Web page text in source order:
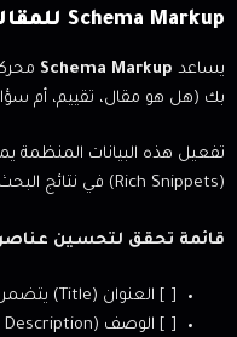
Schema Markup للمقالات
يساعد Schema Markup
بك (هل هو مقال، تقييم، أم
تفعيل هذه البيانات المنظمة
(Rich Snippets) في نتائج البحث.
قائمة تحقق لتحسين عناصر
[ ] العنوان (Title) يتضمن الكلمة الرئيسية وهو جذاب.
[ ] الوصف (Meta Description) محفز للنقر.